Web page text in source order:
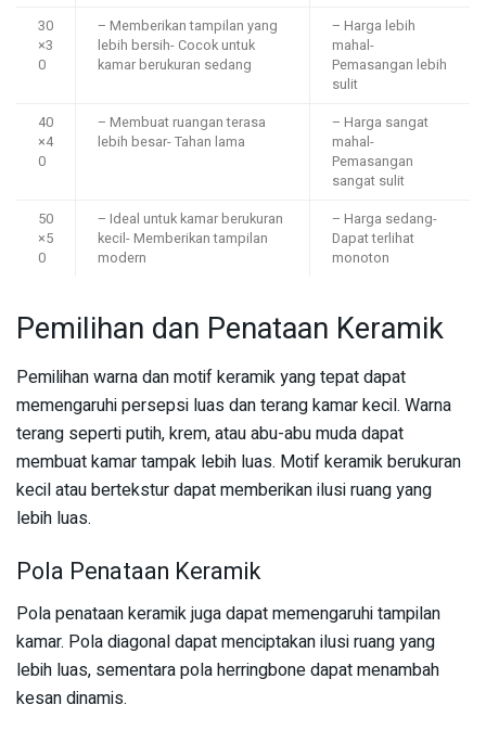
30
×3
0
– Memberikan tampilan yang
lebih bersih- Cocok untuk
kamar berukuran sedang
– Harga lebih
mahal-
Pemasangan lebih
sulit
40
×4
0
– Membuat ruangan terasa
lebih besar- Tahan lama
– Harga sangat
mahal-
Pemasangan
sangat sulit
50
×5
0
– Ideal untuk kamar berukuran
kecil- Memberikan tampilan
modern
– Harga sedang-
Dapat terlihat
monoton
Pemilihan dan Penataan Keramik
Pemilihan warna dan motif keramik yang tepat dapat
memengaruhi persepsi luas dan terang kamar kecil. Warna
terang seperti putih, krem, atau abu-abu muda dapat
membuat kamar tampak lebih luas. Motif keramik berukuran
kecil atau bertekstur dapat memberikan ilusi ruang yang
lebih luas.
Pola Penataan Keramik
Pola penataan keramik juga dapat memengaruhi tampilan
kamar. Pola diagonal dapat menciptakan ilusi ruang yang
lebih luas, sementara pola herringbone dapat menambah
kesan dinamis.